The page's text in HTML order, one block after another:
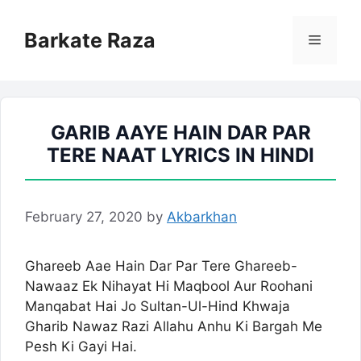
contentBarkate Raza Menu
GARIB AAYE HAIN DAR PAR
TERE NAAT LYRICS IN HINDI
February 27, 2020 by Akbarkhan
Ghareeb Aae Hain Dar Par Tere Ghareeb-
Nawaaz Ek Nihayat Hi Maqbool Aur Roohani
Manqabat Hai Jo Sultan-Ul-Hind Khwaja
Gharib Nawaz Razi Allahu Anhu Ki Bargah Me
Pesh Ki Gayi Hai.